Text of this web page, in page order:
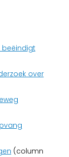
beëindigt
over
(column